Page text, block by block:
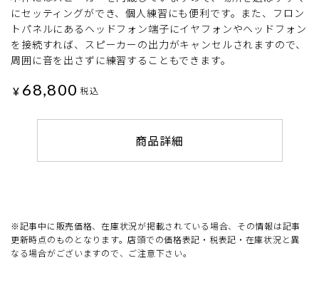
にセッティングができ、個人練習にも便利です。また、フロン
トパネルにあるヘッドフォン端子にイヤフォンやヘッドフォン
を接続すれば、スピーカーの出力がキャンセルされますので、
周囲に音を出さずに練習することもできます。
¥ 68,800 税込
商品詳細
※記事中に販売価格、在庫状況が掲載されている場合、その情報は記事
更新時点のものとなります。店頭での価格表記・税表記・在庫状況と異
なる場合がございますので、ご注意下さい。